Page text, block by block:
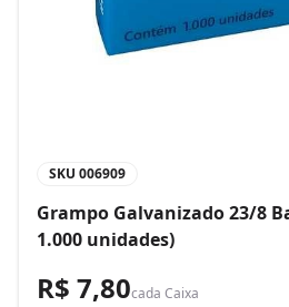
SKU 006909
Grampo Galvanizado 23/8
1.000 unidades)
R$ 7,80cada Caixa